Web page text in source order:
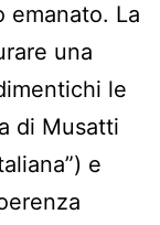
emanato. La
una
le
di Musatti
e